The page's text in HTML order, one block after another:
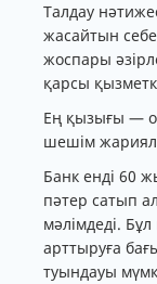
Талдау
жасайтын
жоспары
қарсы
Ең қызығы —
шешім
Банк енді 60
пәтер сатып
мәлімдеді.
арттыруға
туындауы